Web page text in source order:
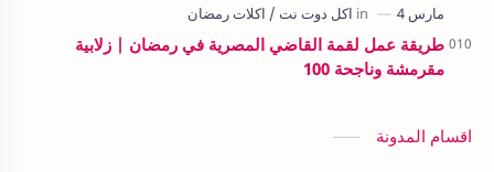
طريقة عمل لقمة القاضي المصرية في رمضان | زلابية
مقرمشة وناجحة 100
اقسام المدونة